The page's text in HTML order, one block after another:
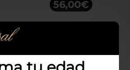
56,00€